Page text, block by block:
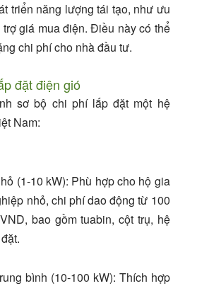
triển năng lượng tái tạo, như ưu
giá mua điện. Điều này có thể
chi phí cho nhà đầu tư.
đặt điện gió
sơ bộ chi phí lắp đặt một hệ
Nam:
(1-10 kW): Phù hợp cho hộ gia
nhỏ, chi phí dao động từ 100
, bao gồm tuabin, cột trụ, hệ
bình (10-100 kW): Thích hợp